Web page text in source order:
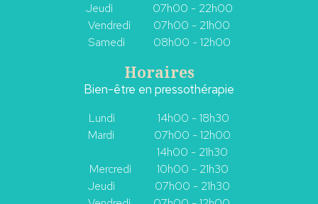
Jeudi 07h00 - 22h00
Vendredi 07h00 - 21h00
Samedi 08h00 - 12h00
Horaires
Bien-être en pressothérapie
Lundi 14h00 - 18h30
Mardi 07h00 - 12h00
14h00 - 21h30
Mercredi 10h00 - 21h30
Jeudi 07h00 - 21h30